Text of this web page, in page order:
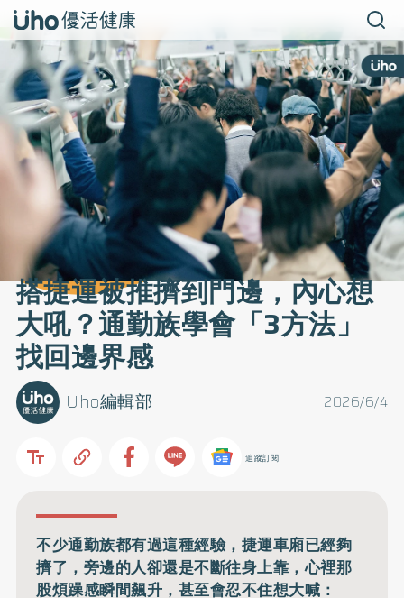
搭捷運被推擠到門邊，內心想
大吼？通勤族學會「3方法」
找回邊界感
2026/6/4
Uho編輯部
追蹤訂閱
不少通勤族都有過這種經驗，捷運車廂已經夠
擠了，旁邊的人卻還是不斷往身上靠，心裡那
股煩躁感瞬間飆升，甚至會忍不住想大喊：